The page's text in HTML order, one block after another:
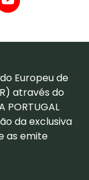
Europeu de
através do
PORTUGAL
da exclusiva
as emite